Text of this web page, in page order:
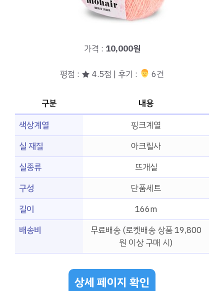
가격 : 10,000원
평점 : ★ 4.5점 | 후기 : ‍‍ 6건
구분
내용
색상계열
핑크계열
실 재질
아크릴사
실종류
뜨개실
구성
단품세트
길이
166m
배송비
무료배송 (로켓배송 상품 19,800
원 이상 구매 시)
상세 페이지 확인